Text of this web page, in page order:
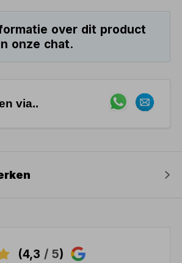
over dit product
onze chat.
via..
(4,3 / 5)